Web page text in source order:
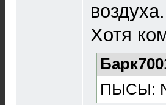
воздуха.
Хотя
ПЫСЫ: